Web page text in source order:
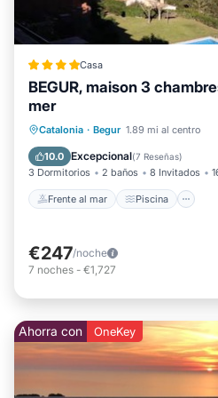
Casa
BEGUR, maison 3
mer
Catalonia · Begur 1.89 mi al centro
10.0 Excepcional(7 Reseñas)
3 Dormitorios 2 baños 8 Invitados
Frente al mar Piscina
Frente al mar Piscina
Balcón/Terraza
€247/noche
7 noches - €1,727
Ahorra con OneKey